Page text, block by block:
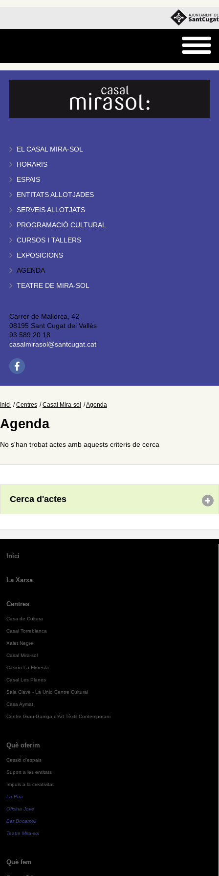
EL CASAL MIRA-SOL
HORARIS
ESPAIS
ENTITATS ALLOTJADES
SERVEIS ALLOTJATS
PROGRAMACIÓ CULTURAL
CURSOS I TALLERS
EXPOSICIONS
AGENDA
TEATRE DE MIRA-SOL
Carrer de Mallorca, 42
08195 Sant Cugat del Vallès
93 589 20 18
casalmirasol@santcugat.cat
Inici Centres Casal Mira-sol Agenda
Agenda
No s'han trobat actes amb aquests criteris de cerca
Cerca d'actes
Inici
La Xarxa
Centres
Casa de Cultura
Casal Torreblanca
Xalet Negre
Casal Mira-sol
Casino La Floresta
Casal Les Planes
Sala Clavé - La Unió Centre Cultural
Casa Aymat
Centre Grau-Garriga d'Art Tèxtil Contemporani
Què oferim
Cessió d'espais
Suport a les entitats
Impuls a la creativitat
La Pua
Oficina Jove
Bar Bocamoll
Teatre Mira-sol
Què fem